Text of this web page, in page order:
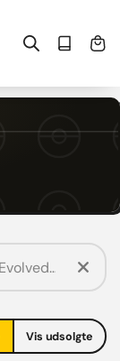
Vis udsolgte